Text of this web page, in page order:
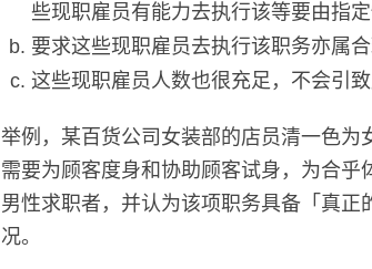
些现职雇员有能力去执行该等要由指定
要求这些现职雇员去执行该职务亦属
这些现职雇员人数也很充足，不会引致
举例，某百货公司女装部的店员清一色
需要为顾客度身和协助顾客试身，为合
男性求职者，并认为该项职务具备「真
况。